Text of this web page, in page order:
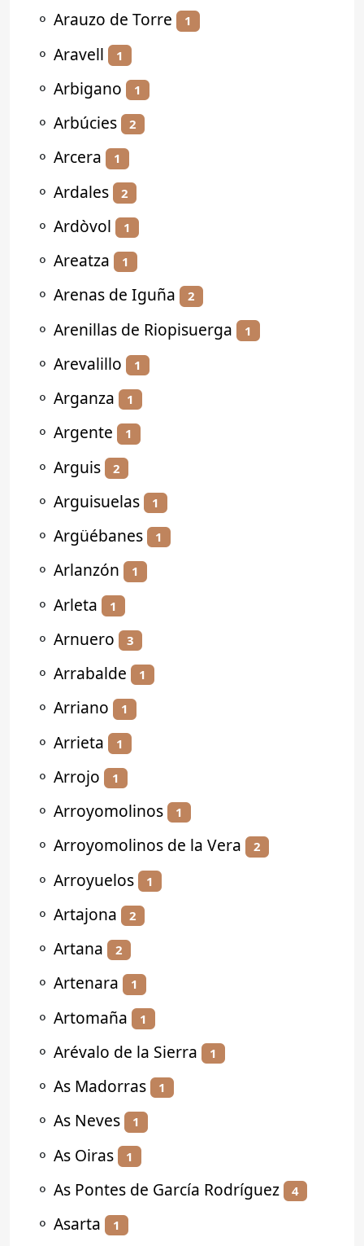
⚬ Arauzo de Torre 1
⚬ Aravell 1
⚬ Arbigano 1
⚬ Arbúcies 2
⚬ Arcera 1
⚬ Ardales 2
⚬ Ardòvol 1
⚬ Areatza 1
⚬ Arenas de Iguña 2
⚬ Arenillas de Riopisuerga 1
⚬ Arevalillo 1
⚬ Arganza 1
⚬ Argente 1
⚬ Arguis 2
⚬ Arguisuelas 1
⚬ Argüébanes 1
⚬ Arlanzón 1
⚬ Arleta 1
⚬ Arnuero 3
⚬ Arrabalde 1
⚬ Arriano 1
⚬ Arrieta 1
⚬ Arrojo 1
⚬ Arroyomolinos 1
⚬ Arroyomolinos de la Vera 2
⚬ Arroyuelos 1
⚬ Artajona 2
⚬ Artana 2
⚬ Artenara 1
⚬ Artomaña 1
⚬ Arévalo de la Sierra 1
⚬ As Madorras 1
⚬ As Neves 1
⚬ As Oiras 1
⚬ As Pontes de García Rodríguez 4
⚬ Asarta 1